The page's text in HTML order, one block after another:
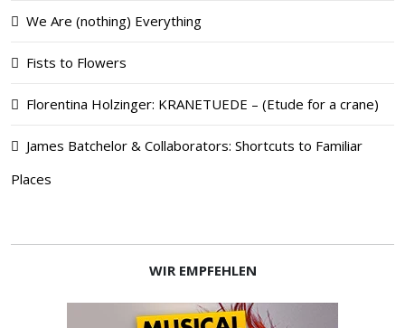
We Are (nothing) Everything
Fists to Flowers
Florentina Holzinger: KRANETUEDE – (Etude for a crane)
James Batchelor & Collaborators: Shortcuts to Familiar
Places
WIR EMPFEHLEN